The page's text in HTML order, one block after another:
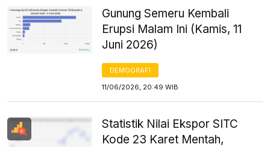
Gunung Semeru Kembali
Erupsi Malam Ini (Kamis, 11
Juni 2026)
DEMOGRAFI
11/06/2026, 20:49 WIB
Statistik Nilai Ekspor SITC
Kode 23 Karet Mentah,